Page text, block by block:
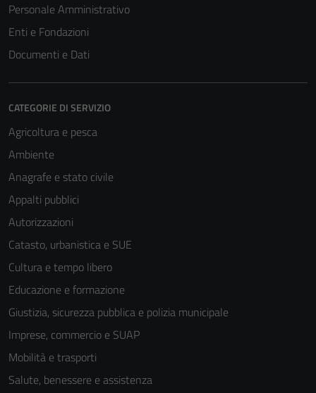
Personale Amministrativo
Enti e Fondazioni
Documenti e Dati
CATEGORIE DI SERVIZIO
Agricoltura e pesca
Ambiente
Anagrafe e stato civile
Appalti pubblici
Autorizzazioni
Catasto, urbanistica e SUE
Cultura e tempo libero
Educazione e formazione
Giustizia, sicurezza pubblica e polizia municipale
Imprese, commercio e SUAP
Mobilità e trasporti
Salute, benessere e assistenza